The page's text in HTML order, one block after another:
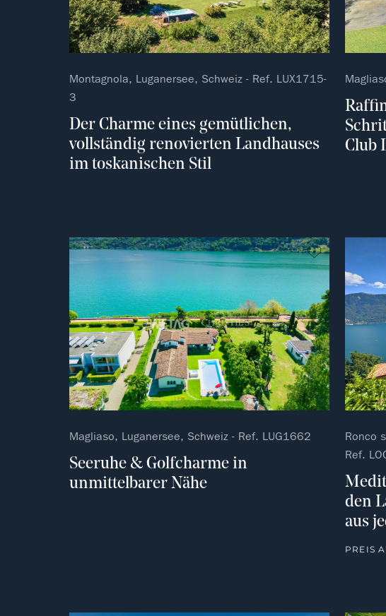
Montagnola, Luganersee, Schweiz - Ref. LUX1715-
3
Der Charme eines gemütlichen,
vollständig renovierten Landhauses
im toskanischen Stil
Club
kein Favorit
Magliaso, Luganersee, Schweiz - Ref. LUG1662
Seeruhe & Golfcharme in
unmittelbarer Nähe
Ronco
Ref.
den
aus
PREIS